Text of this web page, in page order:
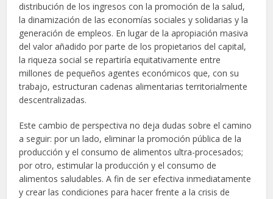
distribución de los ingresos con la promoción de la salud,
la dinamización de las economías sociales y solidarias y la
generación de empleos. En lugar de la apropiación masiva
del valor añadido por parte de los propietarios del capital,
la riqueza social se repartiría equitativamente entre
millones de pequeños agentes económicos que, con su
trabajo, estructuran cadenas alimentarias territorialmente
descentralizadas.
Este cambio de perspectiva no deja dudas sobre el camino
a seguir: por un lado, eliminar la promoción pública de la
producción y el consumo de alimentos ultra-procesados;
por otro, estimular la producción y el consumo de
alimentos saludables. A fin de ser efectiva inmediatamente
y crear las condiciones para hacer frente a la crisis de